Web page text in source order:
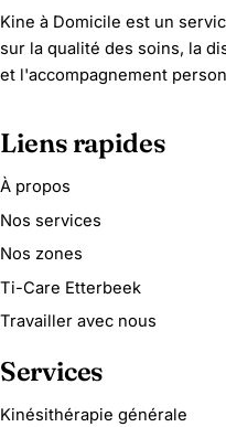
Kine à Domicile est un
sur la qualité des soins, la
et l'accompagnement
Liens rapides
À propos
Nos services
Nos zones
Ti-Care Etterbeek
Travailler avec nous
Services
Kinésithérapie générale